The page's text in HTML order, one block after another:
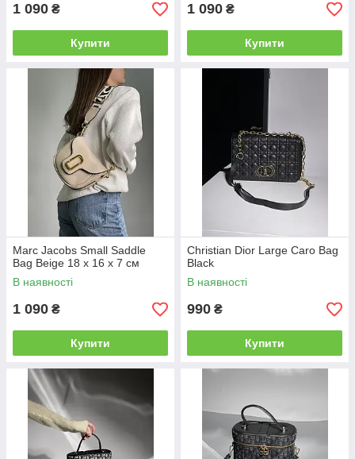
1 090 ₴
Купити
1 090 ₴
Купити
Marc Jacobs Small Saddle
Bag Beige 18 х 16 х 7 см
В наявності
1 090 ₴
Купити
Christian Dior Large Caro Bag
Black
В наявності
990 ₴
Купити